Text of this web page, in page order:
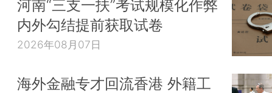
河南“三支一扶”考试规模化作弊
内外勾结提前获取试卷
2026年08月07日
海外金融专才回流香港 外籍工